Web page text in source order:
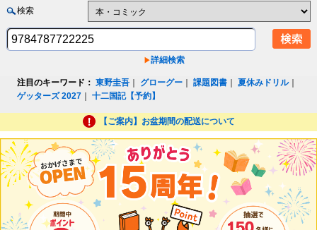
検索
詳細検索
注目のキーワード： 東野圭吾 グローグー ｜課題図書 ｜夏休みドリル｜
ゲッターズ 2027 ｜十二国記【予約】
【ご案内】お盆期間の配送について